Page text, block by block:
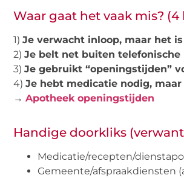
Waar gaat het vaak mis?
1) Je verwacht inloop, maar het
2) Je belt net buiten telefonische
3) Je gebruikt “openingstijden”
4) Je hebt medicatie nodig,
→ Apotheek openingstijden
Handige doorkliks
Medicatie/recepten/
Gemeente/afspraakdiensten